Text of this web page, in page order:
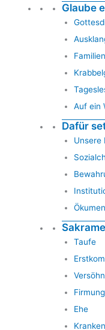
Glaube
Auf ein
Dafür
Unsere
Taufe
Firmung
Ehe